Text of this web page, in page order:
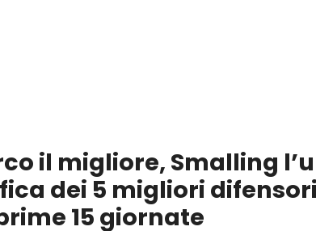
il migliore, Smalling
dei 5 migliori
15 giornate